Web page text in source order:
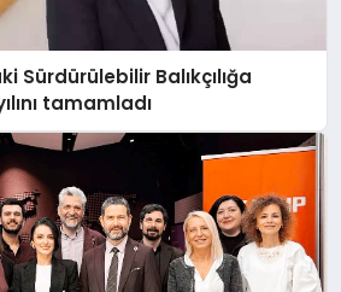
Sürdürülebilir Balıkçılığa
tamamladı